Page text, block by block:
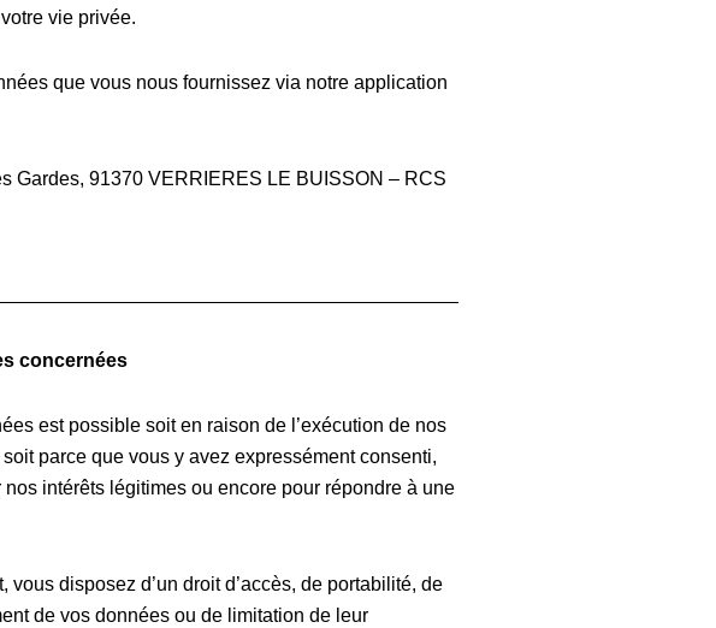
vie privée.
que vous nous fournissez via notre application
Gardes, 91370 VERRIERES LE BUISSON – RCS
concernées
est possible soit en raison de l’exécution de nos
parce que vous y avez expressément consenti,
nos intérêts légitimes ou encore pour répondre à une
vous disposez d’un droit d’accès, de portabilité, de
de vos données ou de limitation de leur